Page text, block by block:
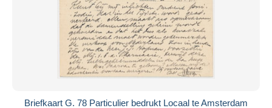
Briefkaart G. 78 Particulier bedrukt Locaal te Amsterdam